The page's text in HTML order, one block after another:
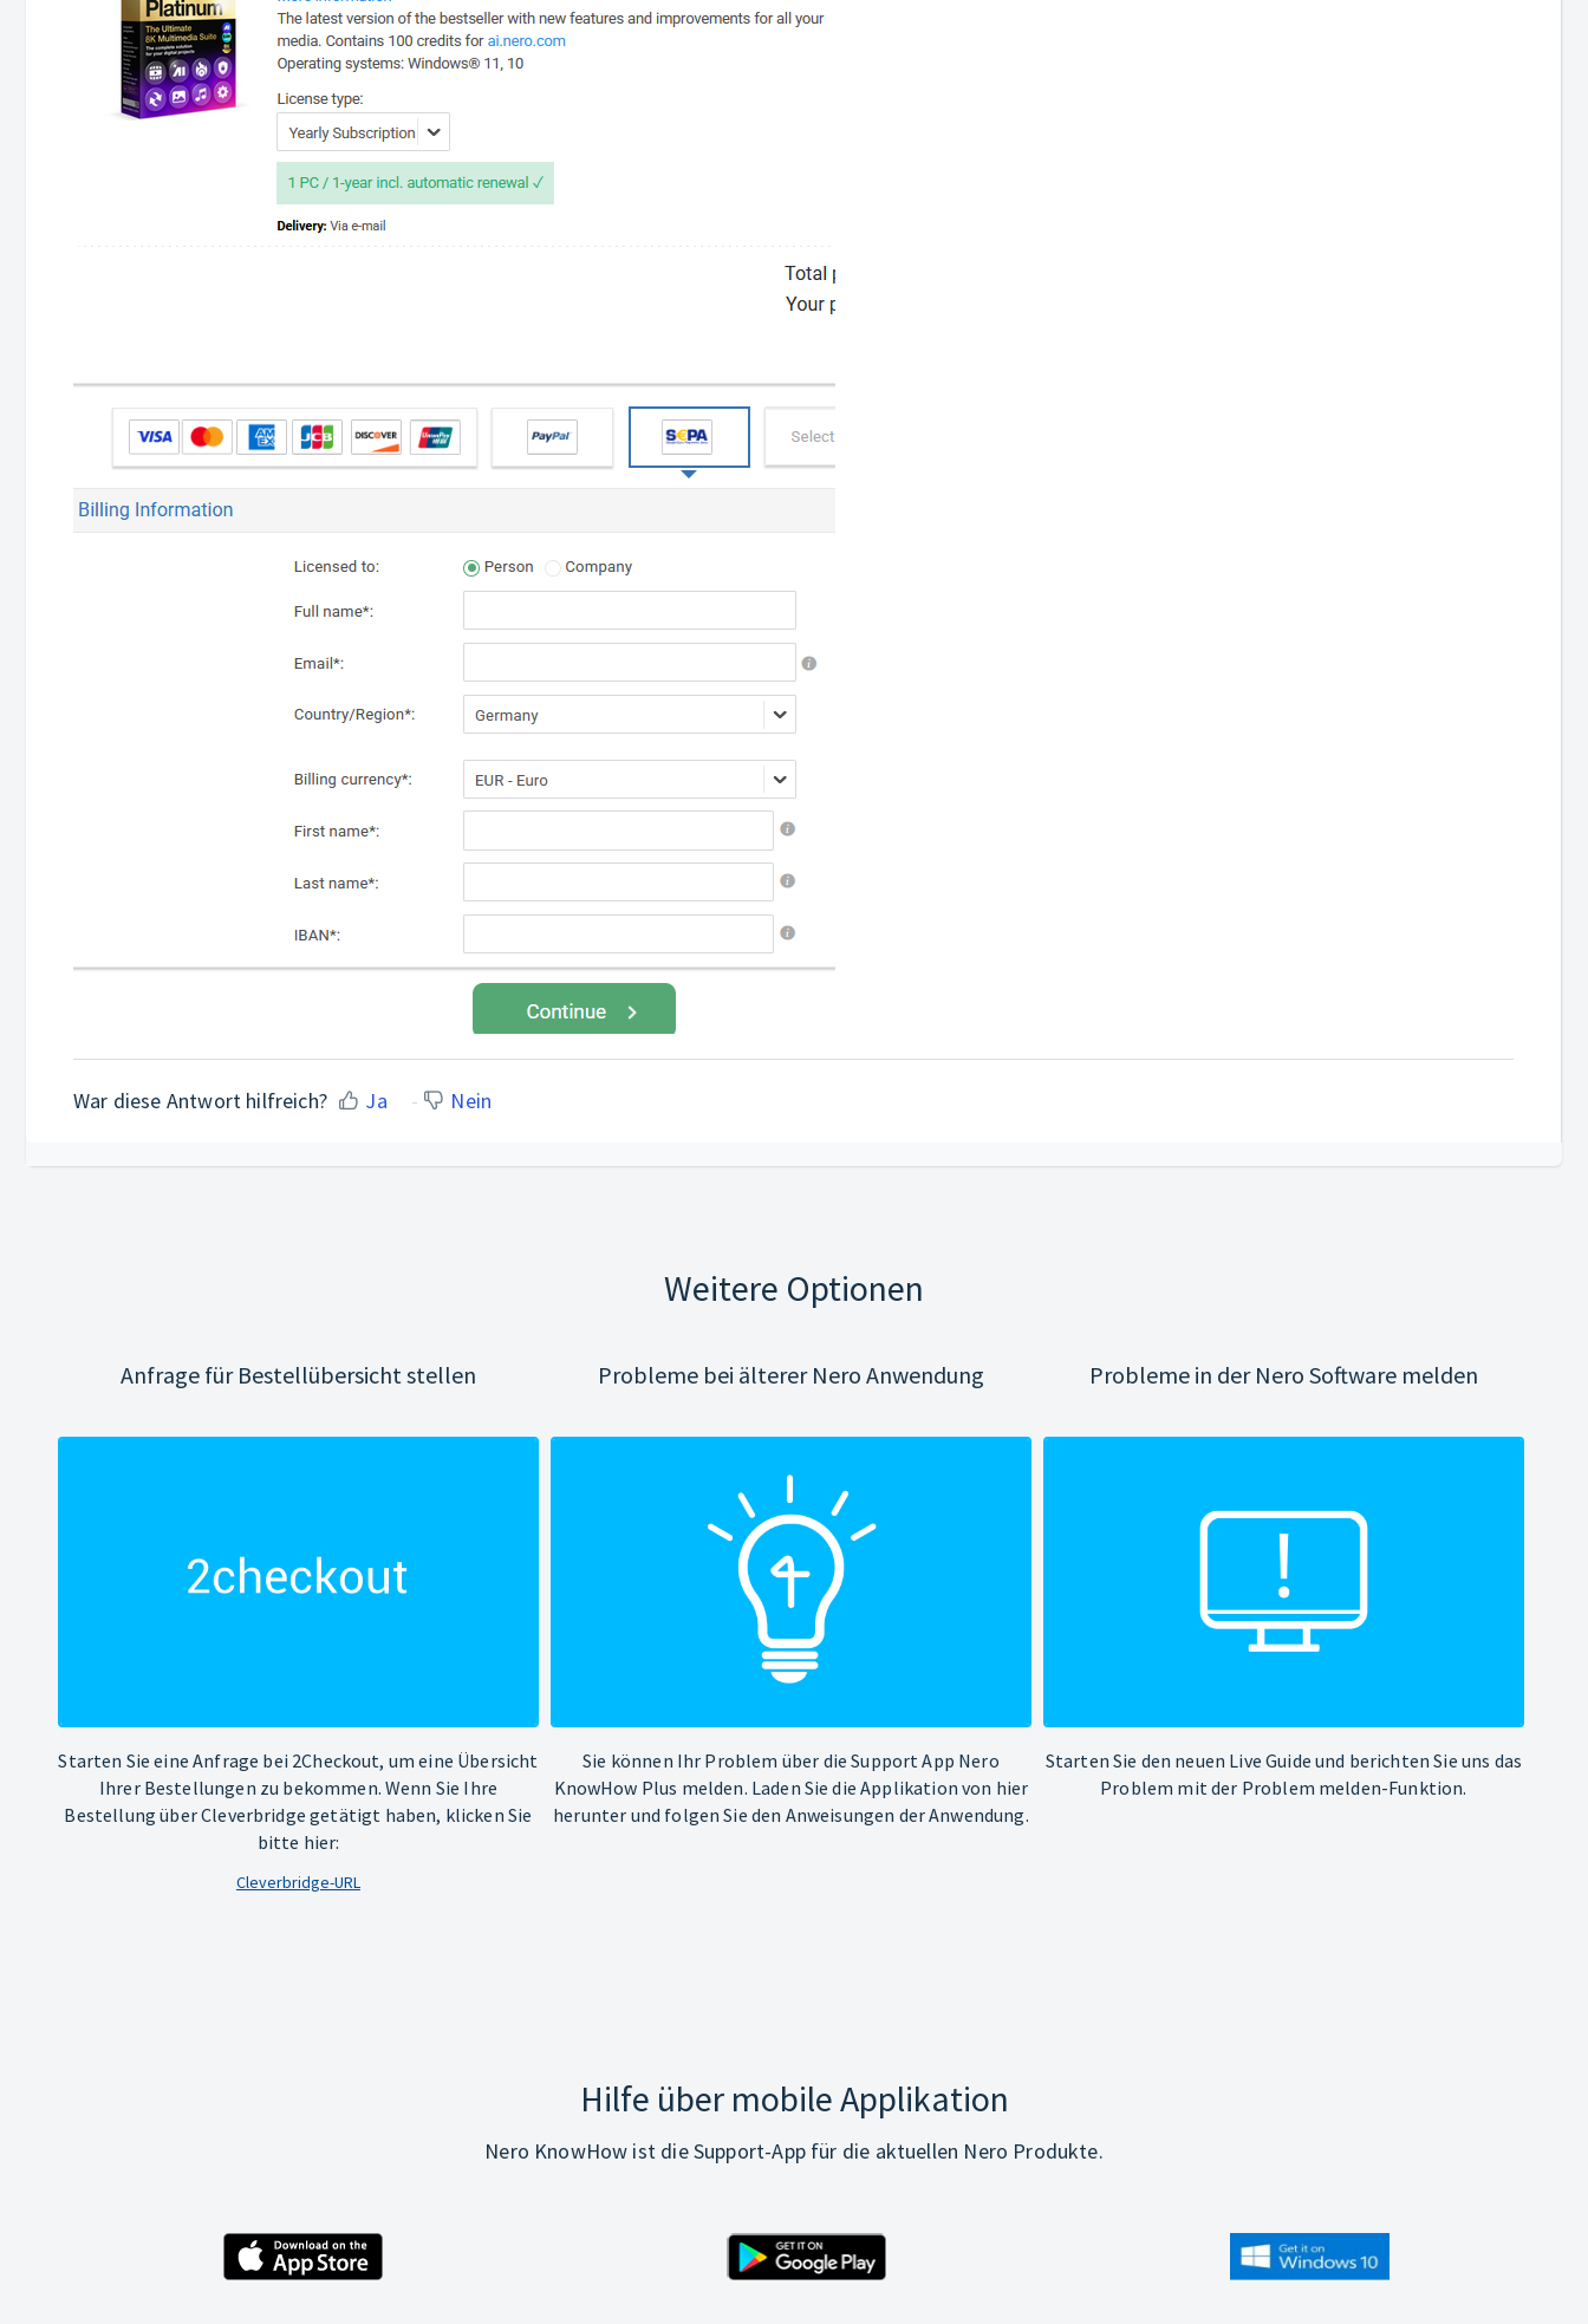
War diese Antwort hilfreich? Ja Nein
Weitere Optionen
Anfrage für Bestellübersicht stellen
Starten Sie eine Anfrage bei 2Checkout, um eine Übersicht
Ihrer Bestellungen zu bekommen. Wenn Sie Ihre
Bestellung über Cleverbridge getätigt haben, klicken Sie
bitte hier:
Cleverbridge-URL
Probleme bei älterer Nero Anwendung
Sie können Ihr Problem über die Support App Nero
KnowHow Plus melden. Laden Sie die Applikation von hier
herunter und folgen Sie den Anweisungen der Anwendung.
Probleme in der Nero Software melden
Starten Sie den neuen Live Guide und berichten Sie uns das
Problem mit der Problem melden-Funktion.
Hilfe über mobile Applikation
Nero KnowHow ist die Support-App für die aktuellen Nero Produkte.